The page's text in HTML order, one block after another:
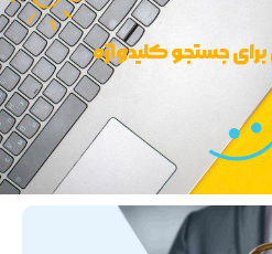
برای جستجو کلیدواژه